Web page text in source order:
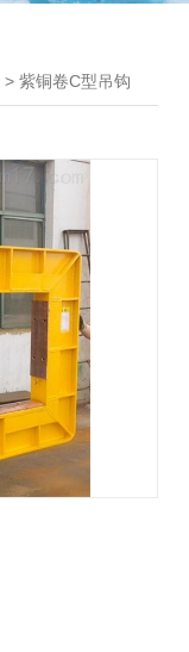
> 紫铜卷C型吊钩